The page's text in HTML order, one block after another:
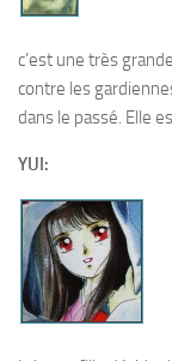
c’est une très
contre les
dans le passé. Elle
YUI: